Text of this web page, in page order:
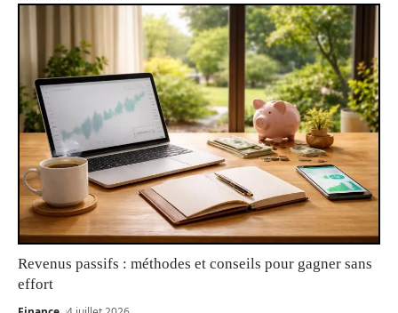
Revenus passifs : méthodes et conseils pour gagner sans
effort